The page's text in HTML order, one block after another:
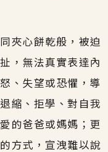
夾心餅乾般，被迫
，無法真實表達內
、失望或恐懼，導
縮、拒學、對自我
的爸爸或媽媽；更
方式，宣洩難以說